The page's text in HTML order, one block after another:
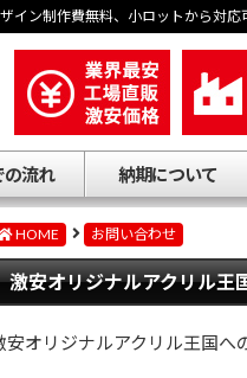
イン制作費無料、小ロットから対応
の流れ 納期について
HOME お問い合わせ
激安オリジナルアクリル王
安オリジナルアクリル王国へ